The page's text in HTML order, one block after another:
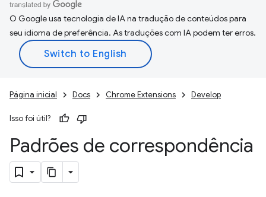
O Google usa tecnologia de IA na tradução de conteúdos para
seu idioma de preferência. As traduções com IA podem ter erros.
Página inicial Docs Chrome Extensions Develop
Isso foi útil?
Padrões de correspondência